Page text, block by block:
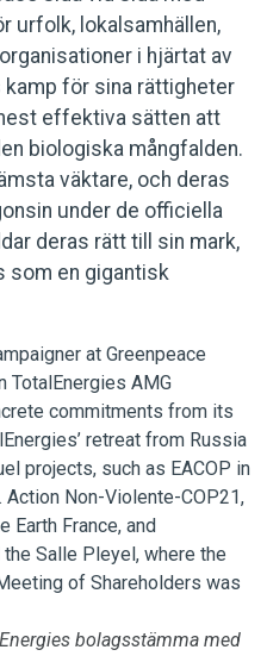
urfolk, lokalsamhällen,
i hjärtat av
för sina rättigheter
effektiva sätten att
biologiska mångfalden.
väktare, och deras
under de officiella
deras rätt till sin mark,
som en gigantisk
bolagsstämma med